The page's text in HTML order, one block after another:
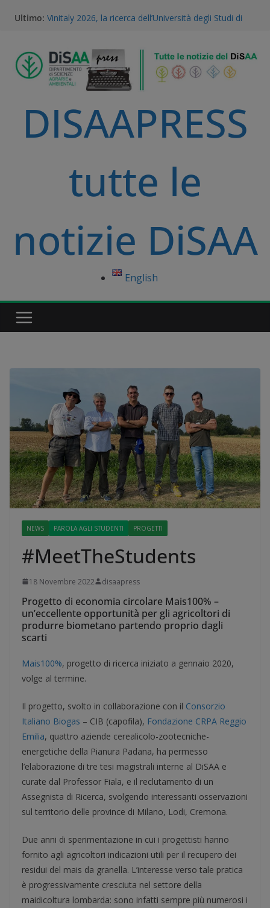
Ultimo: distretto irriguo a gravità completamente
Milano al centro del futuro del vino
Gestione della Flora Infestante e Transizione
Agroecologica: l’Unicità del Database AGROSUS
TEA, ricerca e proprietà intellettuale: l’expertise
nazionale dell’Accademia dei Georgofili
Via libera alle TEA: il voto storico del Parlamento
Europeo è una svolta per la ricerca e l’agricoltura
DISAAPRESS
tutte le
notizie DiSAA
English
NEWS PAROLA AGLI STUDENTI PROGETTI
#MeetTheStudents
18 Novembre 2022 disaapress
Progetto di economia circolare Mais100% –
un’eccellente opportunità per gli agricoltori di
produrre biometano partendo proprio dagli
scarti
Mais100%, progetto di ricerca iniziato a gennaio 2020,
volge al termine.
Il progetto, svolto in collaborazione con il Consorzio
Italiano Biogas – CIB (capofila), Fondazione CRPA Reggio
Emilia, quattro aziende cerealicolo-zootecniche-
energetiche della Pianura Padana, ha permesso
l’elaborazione di tre tesi magistrali interne al DiSAA e
curate dal Professor Fiala, e il reclutamento di un
Assegnista di Ricerca, svolgendo interessanti osservazioni
sul territorio delle province di Milano, Lodi, Cremona.
Due anni di sperimentazione in cui i progettisti hanno
fornito agli agricoltori indicazioni utili per il recupero dei
residui del mais da granella. L’interesse verso tale pratica
è progressivamente cresciuta nel settore della
maidicoltura lombarda: sono infatti sempre più numerosi i